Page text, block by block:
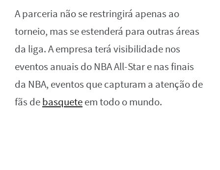
A parceria não se restringirá apenas ao
torneio, mas se estenderá para outras áreas
da liga. A empresa terá visibilidade nos
eventos anuais do NBA All-Star e nas finais
da NBA, eventos que capturam a atenção de
fãs debasqueteem todo o mundo.